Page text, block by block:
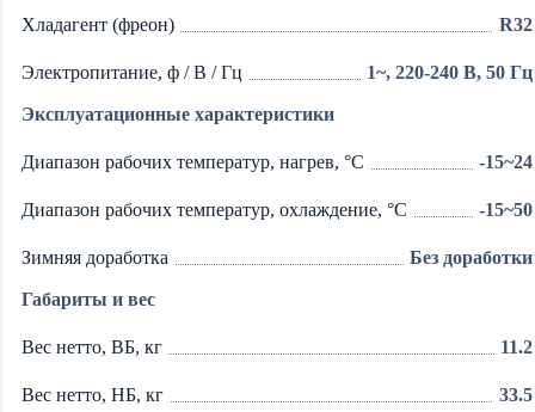
Хладагент (фреон) R32
Электропитание, ф / В / Гц 1~, 220-240 В, 50 Гц
Эксплуатационные характеристики
Диапазон рабочих температур, нагрев, °C -15~24
Диапазон рабочих температур, охлаждение, °C -15~50
Зимняя доработка Без доработки
Габариты и вес
Вес нетто, ВБ, кг 11.2
Вес нетто, НБ, кг 33.5